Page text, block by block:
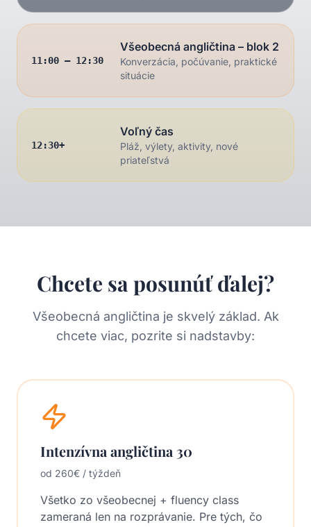
11:00 – 12:30
Všeobecná angličtina – blok 2
Konverzácia, počúvanie, praktické
situácie
12:30+
Voľný čas
Pláž, výlety, aktivity, nové
priateľstvá
Chcete sa posunúť ďalej?
Všeobecná angličtina je skvelý základ. Ak
chcete viac, pozrite si nadstavby:
Intenzívna angličtina 30
od 260€ / týždeň
Všetko zo všeobecnej + fluency class
zameraná len na rozprávanie. Pre tých, čo